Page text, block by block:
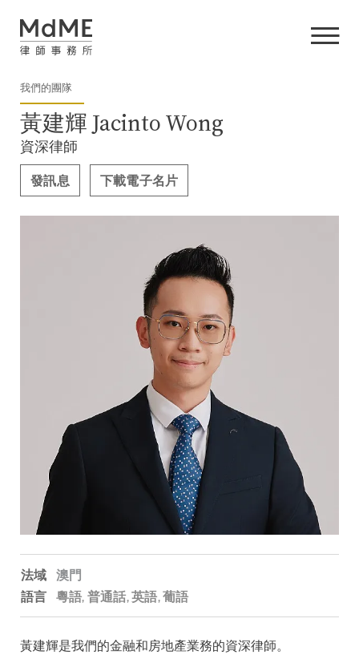
我們的團隊
黃建輝 Jacinto Wong
資深律師
發訊息 下載電子名片
法域
澳門
語言
粵語 普通話 英語 葡語
黃建輝是我們的金融和房地產業務的資深律師。